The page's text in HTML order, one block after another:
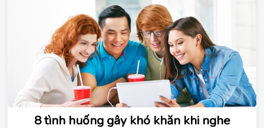
8 tình huống gây khó khăn khi nghe